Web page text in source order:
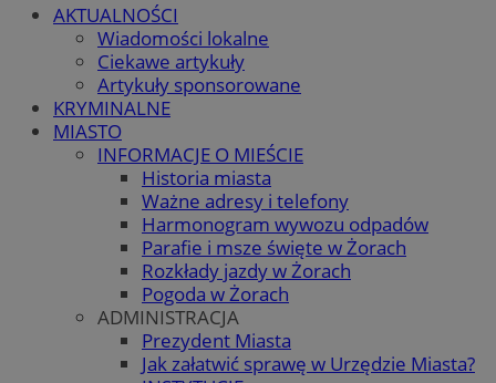
AKTUALNOŚCI
Wiadomości lokalne
Ciekawe artykuły
Artykuły sponsorowane
KRYMINALNE
MIASTO
INFORMACJE O MIEŚCIE
Historia miasta
Ważne adresy i telefony
Harmonogram wywozu odpadów
Parafie i msze święte w Żorach
Rozkłady jazdy w Żorach
Pogoda w Żorach
ADMINISTRACJA
Prezydent Miasta
Jak załatwić sprawę w Urzędzie Miasta?